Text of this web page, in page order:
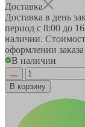
Доставка
Доставка в день
период с 8:00 до
наличии.
оформлении
В наличии
В корзину